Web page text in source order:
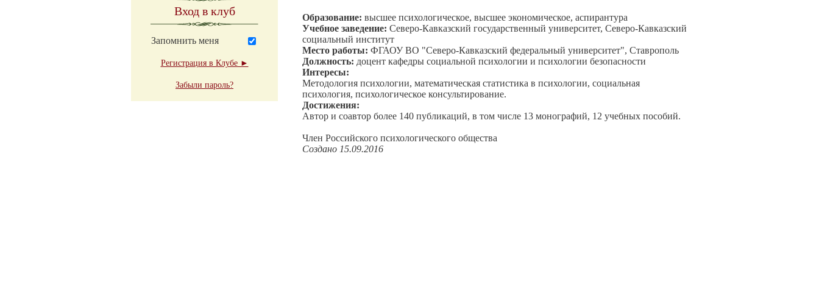
Вход в клуб
Запомнить меня
Регистрация в Клубе ►
Забыли пароль?
Образование: высшее психологическое, высшее экономическое, аспирантура
Учебное заведение: Северо-Кавказский государственный университет, Северо-Кавказский
социальный институт
Место работы: ФГАОУ ВО "Северо-Кавказский федеральный университет", Ставрополь
Должность: доцент кафедры социальной психологии и психологии безопасности
Интересы:
Методология психологии, математическая статистика в психологии, социальная
психология, психологическое консультирование.
Достижения:
Автор и соавтор более 140 публикаций, в том числе 13 монографий, 12 учебных пособий.
Член Российского психологического общества
Создано 15.09.2016